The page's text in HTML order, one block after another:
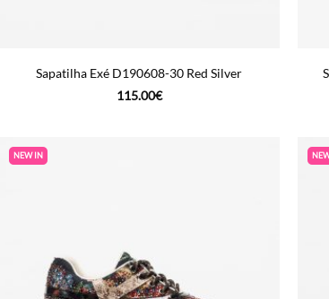
Sapatilha Exé D190608-30 Red Silver
115.00€
NEW IN